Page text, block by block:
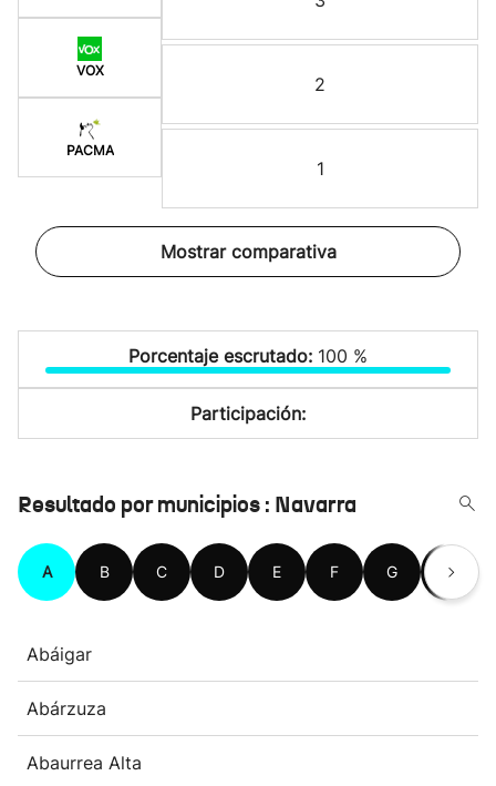
VOX
PACMA
2
1
Mostrar comparativa
Porcentaje escrutado: 100 %
Participación:
Resultado por municipios : Navarra
A B C D E F G H
Abáigar
Abárzuza
Abaurrea Alta